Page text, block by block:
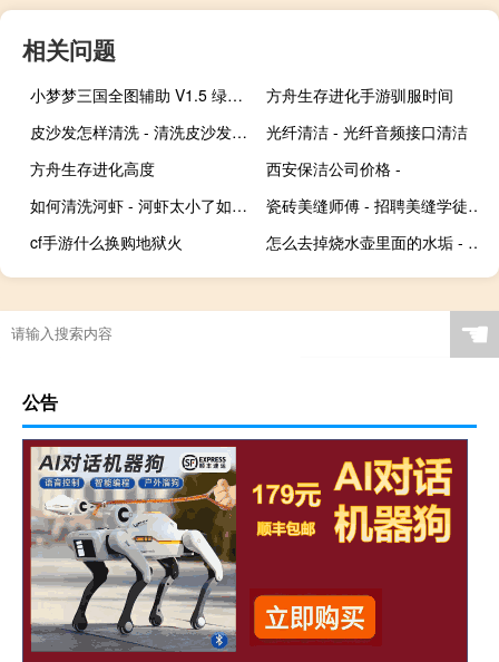
相关问题
小梦梦三国全图辅助 V1.5 绿色免费版（小梦梦三国全图辅助 V1.5 绿色免费版功能简介）
方舟生存进化手游驯服时间
皮沙发怎样清洗 - 清洗皮沙发的6个小妙招
光纤清洁 - 光纤音频接口清洁
方舟生存进化高度
西安保洁公司价格 -
如何清洗河虾 - 河虾太小了如何清洗
瓷砖美缝师傅 - 招聘美缝学徒300
cf手游什么换购地狱火
怎么去掉烧水壶里面的水垢 - 烧水壶怎么去水垢最快
☚
公告